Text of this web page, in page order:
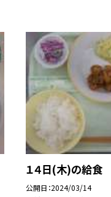
１４日(木)の給食
公開日 2024/03/14